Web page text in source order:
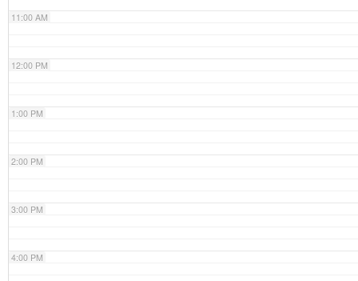
11:00 AM
12:00 PM
1:00 PM
2:00 PM
3:00 PM
4:00 PM